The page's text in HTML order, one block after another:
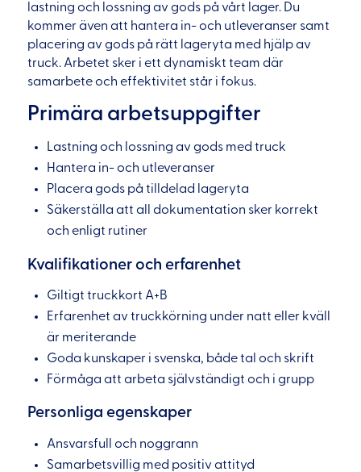
lastning och lossning av gods på vårt lager. Du
kommer även att hantera in- och utleveranser samt
placering av gods på rätt lageryta med hjälp av
truck. Arbetet sker i ett dynamiskt team där
samarbete och effektivitet står i fokus.
Primära arbetsuppgifter
Lastning och lossning av gods med truck
Hantera in- och utleveranser
Placera gods på tilldelad lageryta
Säkerställa att all dokumentation sker korrekt
och enligt rutiner
Kvalifikationer och erfarenhet
Giltigt truckkort A+B
Erfarenhet av truckkörning under natt eller kväll
är meriterande
Goda kunskaper i svenska, både tal och skrift
Förmåga att arbeta självständigt och i grupp
Personliga egenskaper
Ansvarsfull och noggrann
Samarbetsvillig med positiv attityd